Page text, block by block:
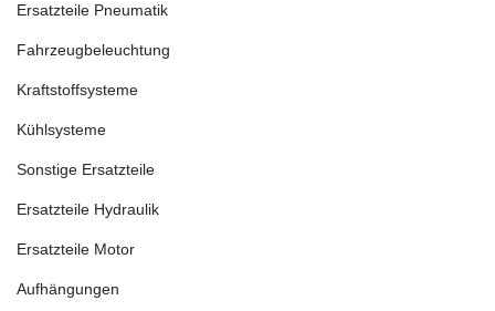
Ersatzteile Pneumatik
Fahrzeugbeleuchtung
Kraftstoffsysteme
Kühlsysteme
Sonstige Ersatzteile
Ersatzteile Hydraulik
Ersatzteile Motor
Aufhängungen